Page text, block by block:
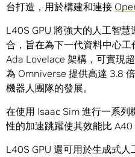
台打造，用於構建和連接
L40S GPU 將強大的人工智
合，旨在為下一代資料中心
Ada Lovelace 架構，可實現
為 Omniverse 提供高達 3.8
機器人團隊的發展。
在使用 Isaac Sim 進行一系
性的加速跳躍使其效能比 A40
L40S GPU 還可用於生成式